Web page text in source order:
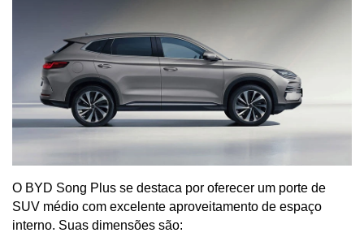
O BYD Song Plus se destaca por oferecer um porte de
SUV médio com excelente aproveitamento de espaço
interno. Suas dimensões são: